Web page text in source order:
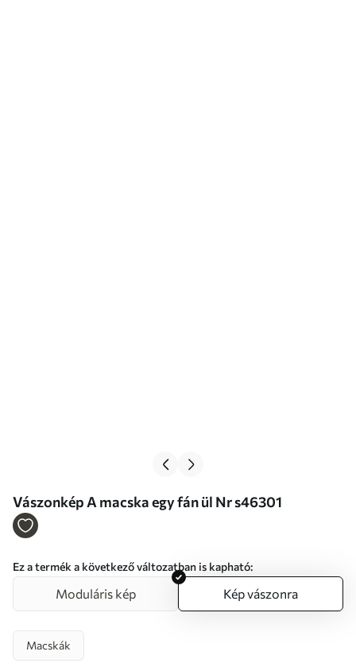
Vászonkép A macska egy fán ül Nr s46301
Ez a termék a következő változatban is kapható:
Moduláris kép Kép vászonra
Macskák